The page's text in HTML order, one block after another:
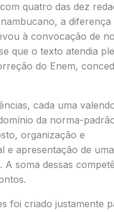
quatro das dez
a diferença
à convocação de
que o texto atendia
do Enem,
cada uma
da norma-
organização e
e apresentação de
soma dessas
foi criado justamente